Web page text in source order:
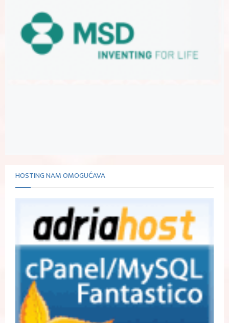
HOSTING NAM OMOGUĆAVA